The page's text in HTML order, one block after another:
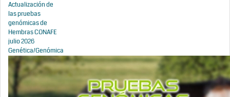
Actualización de
las pruebas
genómicas de
Hembras CONAFE
julio 2026
Genética/Genómica